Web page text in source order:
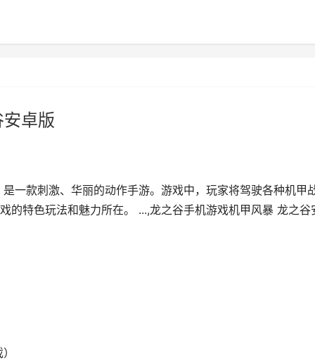
卓版
一款刺激、华丽的动作手游。游戏中，玩家将驾驶各种机甲
的特色玩法和魅力所在。 ...,龙之谷手机游戏机甲风暴 龙之谷